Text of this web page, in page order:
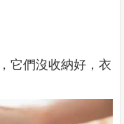
它們沒收納好，衣